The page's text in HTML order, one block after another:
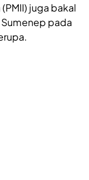
juga bakal
pada